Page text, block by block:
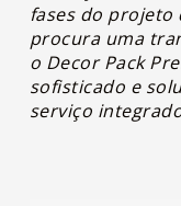
fases do projeto
procura uma
o Decor Pack
sofisticado e
serviço